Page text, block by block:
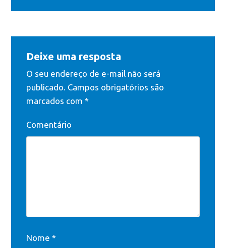
Deixe uma resposta
O seu endereço de e-mail não será
publicado. Campos obrigatórios são
marcados com*
Comentário
Nome*